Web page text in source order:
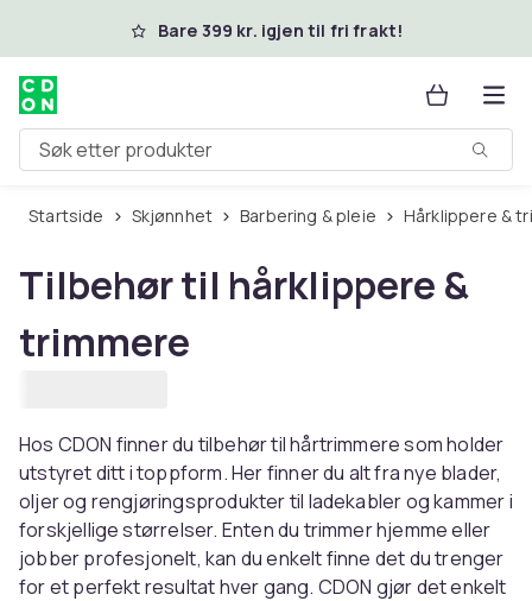
Hopp til hovedinnholdBare 399 kr. igjen til fri frakt!
Søk etter produkter
Startside Skjønnhet Barbering & pleie Hårklippere &
Tilbehør til hårklippere &
trimmere
Hos CDON finner du tilbehør til hårtrimmere som holder
utstyret ditt i toppform. Her finner du alt fra nye blader,
oljer og rengjøringsprodukter til ladekabler og kammer i
forskjellige størrelser. Enten du trimmer hjemme eller
jobber profesjonelt, kan du enkelt finne det du trenger
for et perfekt resultat hver gang. CDON gjør det enkelt